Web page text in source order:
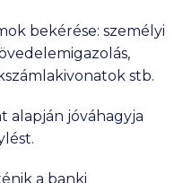
bekérése: személyi
stb.
alapján jóváhagyja
a banki